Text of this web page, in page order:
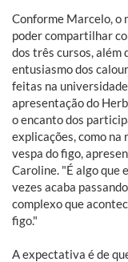
Conforme Marcelo, o
poder compartilhar
dos três cursos, além
entusiasmo dos
feitas na
apresentação do
o encanto dos
explicações, como
vespa do figo,
Caroline. "É algo que
vezes acaba
complexo que
figo."
A expectativa é de